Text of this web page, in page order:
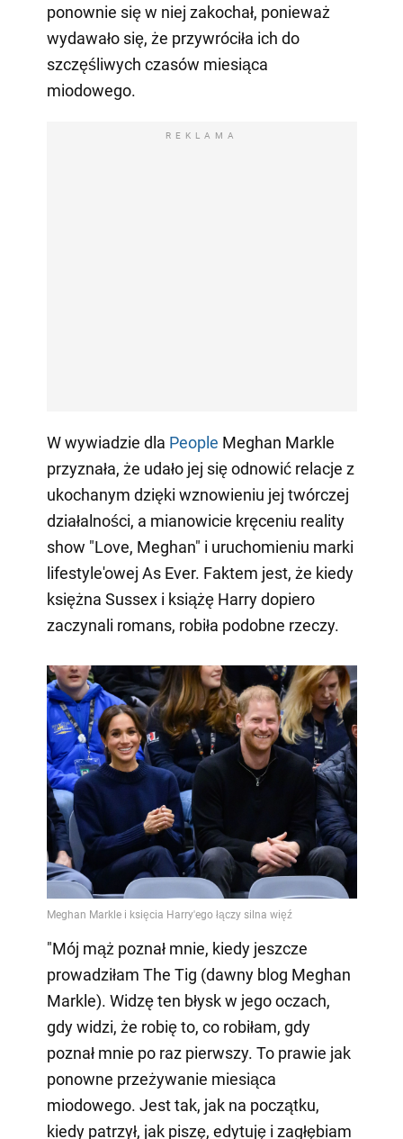
ponownie się w niej zakochał, ponieważ
wydawało się, że przywróciła ich do
szczęśliwych czasów miesiąca
miodowego.
REKLAMA
W wywiadzie dla People Meghan Markle
przyznała, że udało jej się odnowić relacje z
ukochanym dzięki wznowieniu jej twórczej
działalności, a mianowicie kręceniu reality
show "Love, Meghan" i uruchomieniu marki
lifestyle'owej As Ever. Faktem jest, że kiedy
księżna Sussex i książę Harry dopiero
zaczynali romans, robiła podobne rzeczy.
"Mój mąż poznał mnie, kiedy jeszcze
prowadziłam The Tig (dawny blog Meghan
Markle). Widzę ten błysk w jego oczach,
gdy widzi, że robię to, co robiłam, gdy
poznał mnie po raz pierwszy. To prawie jak
ponowne przeżywanie miesiąca
miodowego. Jest tak, jak na początku,
kiedy patrzył, jak piszę, edytuję i zagłębiam